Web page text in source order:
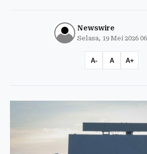
Newswire
Selasa, 19 Mei 2026
A- A A+